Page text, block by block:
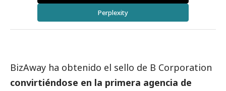
Perplexity
BizAway ha obtenido el sello de B Corporation
convirtiéndose en la primera agencia de